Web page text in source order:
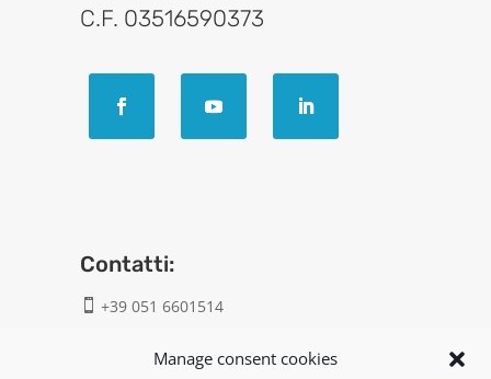
Manage consent cookies
C.F. 03516590373
Contatti:
 +39 051 6601514
info@geatech.it